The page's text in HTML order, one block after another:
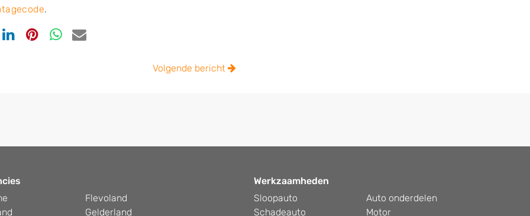
.
DelenDelenDelenDelen
Volgende bericht
Flevoland
Gelderland
Werkzaamheden
Sloopauto
Auto onderdelen
Schadeauto
Motor